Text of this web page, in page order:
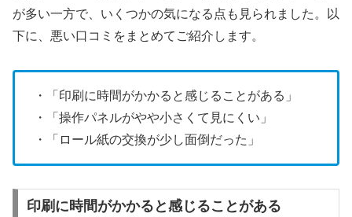
が多い一方で、いくつかの気になる点も見られました。以
下に、悪い口コミをまとめてご紹介します。
・「印刷に時間がかかると感じることがある」
・「操作パネルがやや小さくて見にくい」
・「ロール紙の交換が少し面倒だった」
印刷に時間がかかると感じることがある